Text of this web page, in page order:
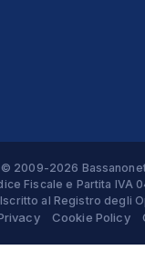
2009-2026
Fiscale e Partita
al Registro
Cookie Policy